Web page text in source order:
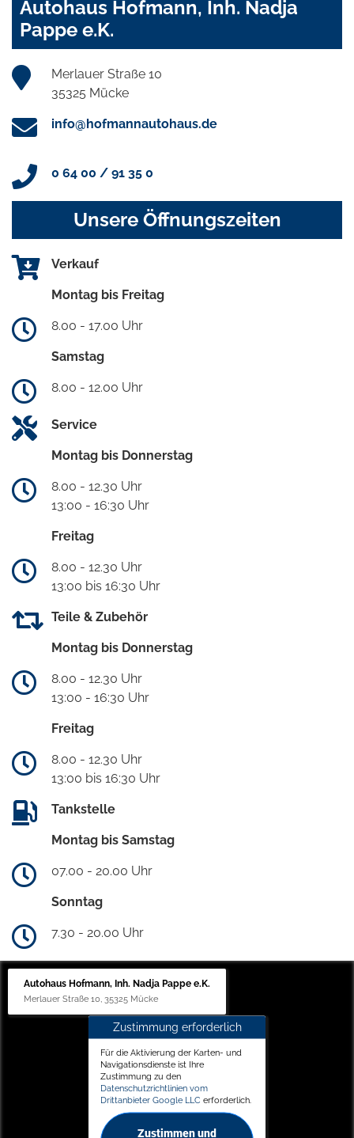
Autohaus Hofmann, Inh. Nadja
Pappe e.K.
Merlauer Straße 10
35325 Mücke
info@hofmannautohaus.de
0 64 00 / 91 35 0
Unsere Öffnungszeiten
Verkauf
Montag bis Freitag
8.00 - 17.00 Uhr
Samstag
8.00 - 12.00 Uhr
Service
Montag bis Donnerstag
8.00 - 12.30 Uhr
13:00 - 16:30 Uhr
Freitag
8.00 - 12.30 Uhr
13:00 bis 16:30 Uhr
Teile & Zubehör
Montag bis Donnerstag
8.00 - 12.30 Uhr
13:00 - 16:30 Uhr
Freitag
8.00 - 12.30 Uhr
13:00 bis 16:30 Uhr
Tankstelle
Montag bis Samstag
07.00 - 20.00 Uhr
Sonntag
7.30 - 20.00 Uhr
Autohaus Hofmann, Inh. Nadja Pappe e.K.
Merlauer Straße 10, 35325 Mücke
Zustimmung erforderlich
Für die Aktivierung der Karten- und
Navigationsdienste ist Ihre
Zustimmung zu den
Datenschutzrichtlinien vom
Drittanbieter Google LLC erforderlich.
Zustimmen und